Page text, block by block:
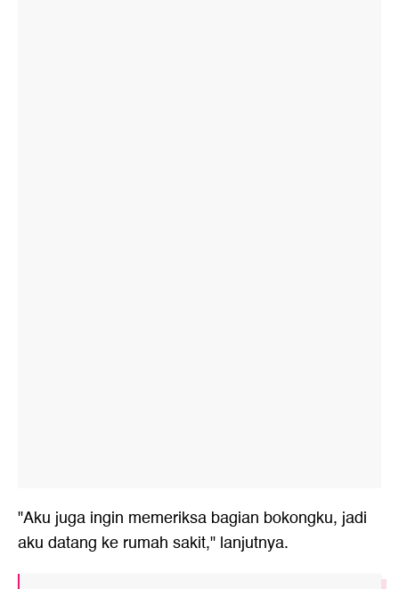
"Aku juga ingin memeriksa bagian bokongku, jadi
aku datang ke rumah sakit," lanjutnya.